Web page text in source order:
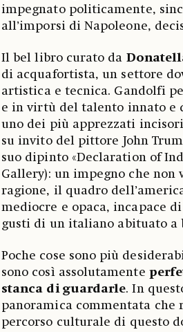
impegnato politicamente,
all’imporsi di Napoleone,
Il bel libro curato da
di acquafortista, un settore
artistica e tecnica. Gandolfi
e in virtù del talento innato e
uno dei più apprezzati
su invito del pittore John
suo dipinto «Declaration of
Gallery): un impegno che non
ragione, il quadro
mediocre e opaca, incapace
gusti di un italiano abituato a
Poche cose sono più
sono così assolutamente
stanca di guardarle. In
panoramica commentata
percorso culturale di questo